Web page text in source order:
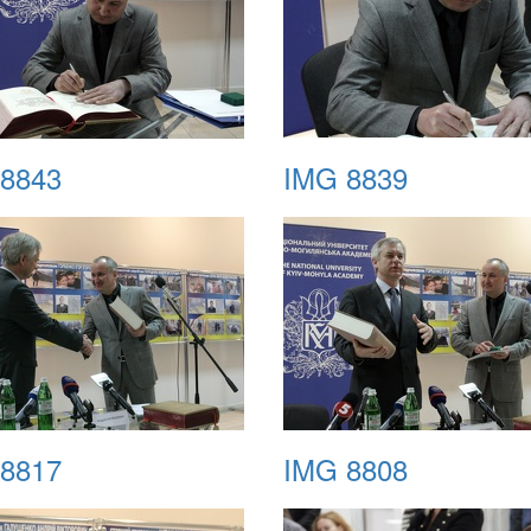
IMG 8839
IMG 8808